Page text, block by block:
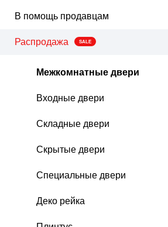
В помощь продавцам
Распродажа SALE
Межкомнатные двери
Входные двери
Складные двери
Скрытые двери
Специальные двери
Деко рейка